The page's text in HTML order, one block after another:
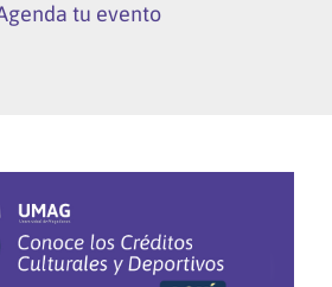
tu evento